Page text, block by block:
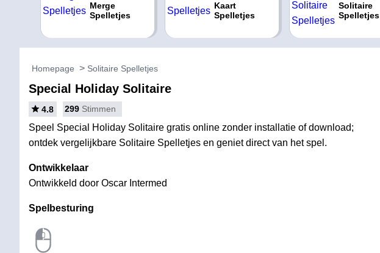
Merge
Spelletjes
Kaart
Spelletjes
Solitaire
Spelletjes
Homepage Solitaire Spelletjes
Special Holiday Solitaire
4.8 299 Stimmen
Speel Special Holiday Solitaire gratis online zonder installatie of download;
ontdek vergelijkbare Solitaire Spelletjes en geniet direct van het spel.
Ontwikkelaar
Ontwikkeld door Oscar Intermed
Spelbesturing